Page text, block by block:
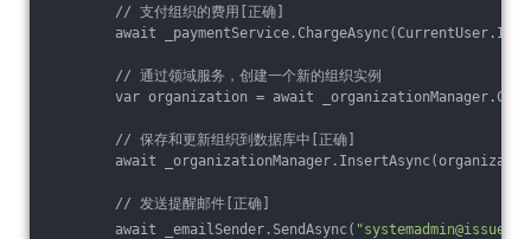
// ⽀付组织的费⽤[正确]
await _paymentService.ChargeAsync(CurrentUser.Id,
// 通过领域服务，创建一个新的组织实例
var organization = await
// 保存和更新组织到数据库中[正确]
await
// 发送提醒邮件[正确]
await _emailSender.SendAsync(